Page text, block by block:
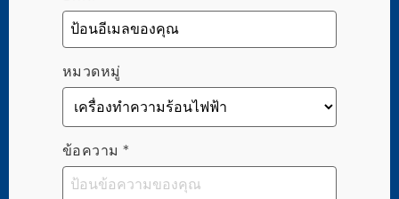
หมวดหมู่
ข้อความ *